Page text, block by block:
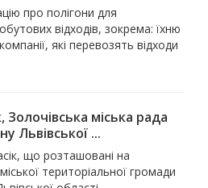
про полігони для
відходів, зокрема: їхню
які перевозять відходи
Золочівська міська рада
Львівської ...
що розташовані на
територіальної громади